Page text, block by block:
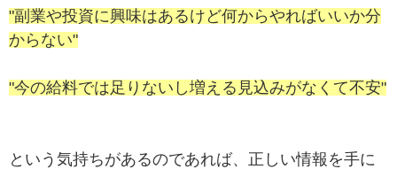
"副業や投資に興味はあるけど何からやればいいか分
からない"
"今の給料では足りないし増える見込みがなくて不安"
という気持ちがあるのであれば、正しい情報を手に